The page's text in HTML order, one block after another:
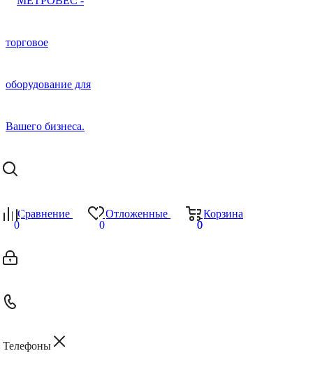
Сравнение
0
Отложенные
0
Корзина
0
0
Телефоны